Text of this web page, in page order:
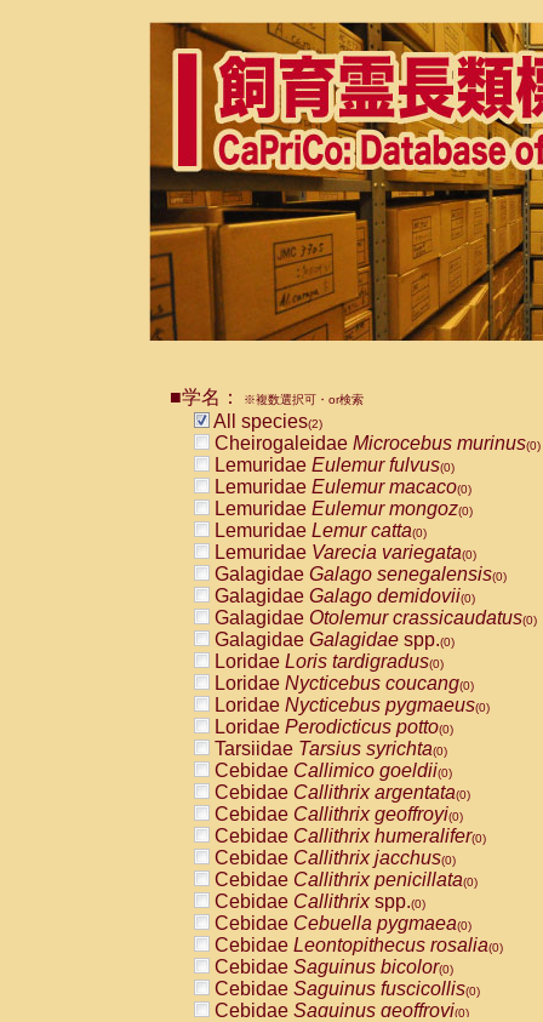
■学名： ※複数選択可・or検索
All species(2)
Cheirogaleidae Microcebus murinus(0)
Lemuridae Eulemur fulvus(0)
Lemuridae Eulemur macaco(0)
Lemuridae Eulemur mongoz(0)
Lemuridae Lemur catta(0)
Lemuridae Varecia variegata(0)
Galagidae Galago senegalensis(0)
Galagidae Galago demidovii(0)
Galagidae Otolemur crassicaudatus(0)
Galagidae Galagidae spp.(0)
Loridae Loris tardigradus(0)
Loridae Nycticebus coucang(0)
Loridae Nycticebus pygmaeus(0)
Loridae Perodicticus potto(0)
Tarsiidae Tarsius syrichta(0)
Cebidae Callimico goeldii(0)
Cebidae Callithrix argentata(0)
Cebidae Callithrix geoffroyi(0)
Cebidae Callithrix humeralifer(0)
Cebidae Callithrix jacchus(0)
Cebidae Callithrix penicillata(0)
Cebidae Callithrixspp.(0)
Cebidae Cebuella pygmaea(0)
Cebidae Leontopithecus rosalia(0)
Cebidae Saguinus bicolor(0)
Cebidae Saguinus fuscicollis(0)
Cebidae Saguinus geoffroyi(0)